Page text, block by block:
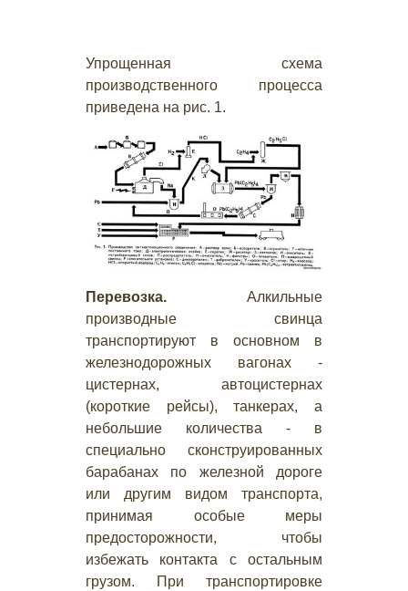
Упрощенная схема
производственного процесса
приведена на рис. 1.
Перевозка. Алкильные
производные свинца
транспортируют в основном в
железнодорожных вагонах -
цистернах, автоцистернах
(короткие рейсы), танкерах, а
небольшие количества - в
специально сконструированных
барабанах по железной дороге
или другим видом транспорта,
принимая особые меры
предосторожности, чтобы
избежать контакта с остальным
грузом. При транспортировке